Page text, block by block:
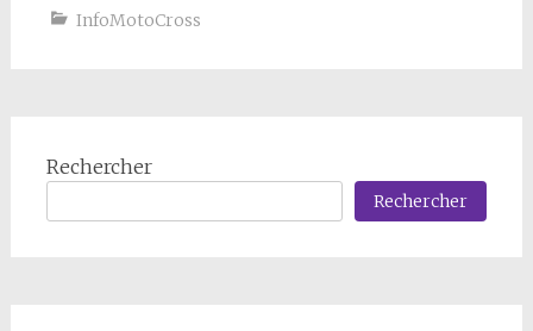
InfoMotoCross
Rechercher
Rechercher